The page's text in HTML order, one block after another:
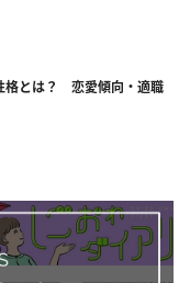
格とは？ 恋愛傾向・適職